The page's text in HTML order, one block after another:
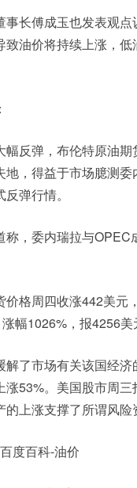
事长傅成玉也发表观
致油价将持续上涨，
幅反弹，布伦特原油
地，得益于市场臆测
弹行情。
称，委内瑞拉与
价格周四收涨442美元
幅1026%，报4256美
解了市场有关该国经
涨53%。美国股市周
上涨支撑了所谓风险
度百科-油价